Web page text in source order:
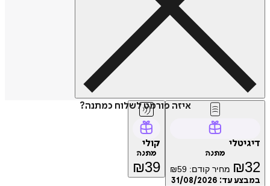
איזה פורמט לשלוח כמתנה?
דיגיטלי
מתנה
₪32 מחיר קודם: ₪59
במבצע עד: 31/08/2026
קולי
מתנה
₪39